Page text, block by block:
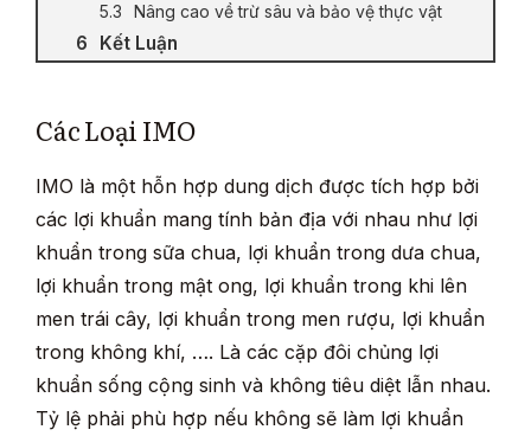
Nâng cao về trừ sâu và bảo vệ thực vật
Kết Luận
Các Loại IMO
IMO là một hỗn hợp dung dịch được tích hợp bởi
các lợi khuẩn mang tính bản địa với nhau như lợi
khuẩn trong sữa chua, lợi khuẩn trong dưa chua,
lợi khuẩn trong mật ong, lợi khuẩn trong khi lên
men trái cây, lợi khuẩn trong men rượu, lợi khuẩn
trong không khí, …. Là các cặp đôi chủng lợi
khuẩn sống cộng sinh và không tiêu diệt lẫn nhau.
Tỷ lệ phải phù hợp nếu không sẽ làm lợi khuẩn